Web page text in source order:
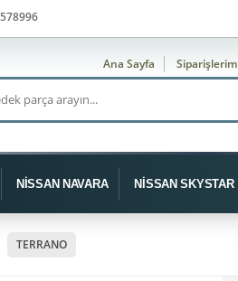
Ana Sayfa Siparişlerim
NİSSAN NAVARA NİSSAN SKYSTAR
TERRANO